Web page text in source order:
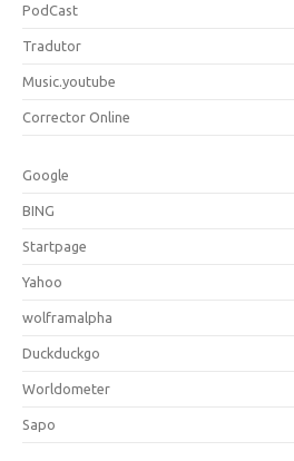
PodCast
Tradutor
Music.youtube
Corrector Online
Google
BING
Startpage
Yahoo
wolframalpha
Duckduckgo
Worldometer
Sapo